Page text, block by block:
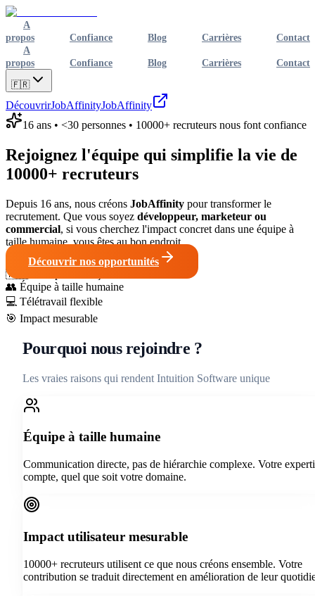
A
propos
Confiance Blog Carrières
Contact
A
propos
Confiance Blog Carrières Contact
🇫🇷
DécouvrirJobAffinityJobAffinity
16 ans • <30 personnes • 10000+ recruteurs nous font confiance
Rejoignez l'équipe qui simplifie la vie de
10000+ recruteurs
Depuis 16 ans, nous créons JobAffinity pour transformer le
recrutement. Que vous soyez développeur, marketeur ou
commercial, si vous cherchez l'impact concret dans une équipe à
taille humaine, vous êtes au bon endroit.
Découvrir nos opportunités
🇫🇷
👥 Équipe à taille humaine
💻 Télétravail flexible
🎯 Impact mesurable
Pourquoi nous rejoindre ?
Les vraies raisons qui rendent Intuition Software unique
Équipe à taille humaine
Communication directe, pas de hiérarchie complexe. Votre
compte, quel que soit votre domaine.
Impact utilisateur mesurable
10000+ recruteurs utilisent ce que nous créons ensemble. Votre
contribution se traduit directement en amélioration de leur